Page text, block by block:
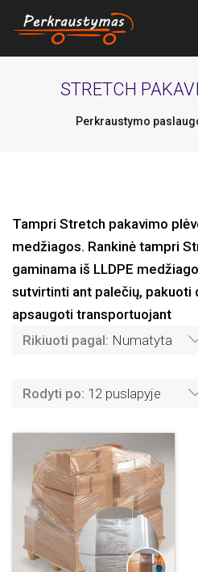
STRETCH
Perkraustymo
Tampri Stretch pakavimo
medžiagos. Rankinė tampri
gaminama iš LLDPE
sutvirtinti ant palečių, pakuoti
apsaugoti transportuojant
Rikiuoti pagal: Numatyta
Rodyti po: 12 puslapyje